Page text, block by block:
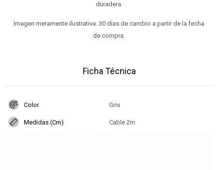
duradera.
Imagen meramente ilustrativa. 30 días de cambio a partir de la fecha
de compra.
Ficha Técnica
Color Gris
Medidas (Cm) Cable 2m